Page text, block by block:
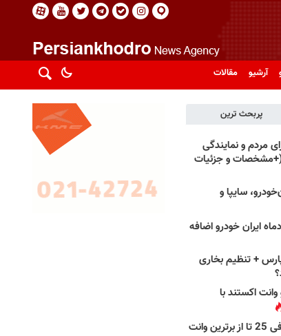
آرشیو مقالات
پربحث ترین
مردم و نمایندگی
و جزئیات
سایپا و
ایران خودرو اضافه
+ تنظیم بخاری
وانت اکستند با
بهترین وانت ها در ایران: معرفی 25 تا از برترین وانت